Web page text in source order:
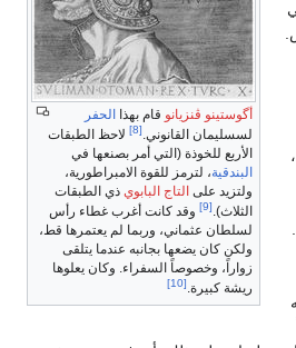
أگوستينو ڤنزيانو قام بهذا الحفر
لسسليمان القانوني.[8]
لاحظ الطبقات
الأربع للخوذة (التي أمر بصنعها في
البندقية، لترمز للقوة الامبراطورية،
ولتزيد على التاج البابوي ذي الطبقات
الثلاث).[9]
وقد كانت أغرب غطاء رأس
لسلطان عثماني، وربما لم يعتمرها قط،
ولكن كان يضعها بجانبه عندما يتلقى
زواراً، وخصوصاً السفراء. وكان يعلوها
ريشة كبيرة.[10]